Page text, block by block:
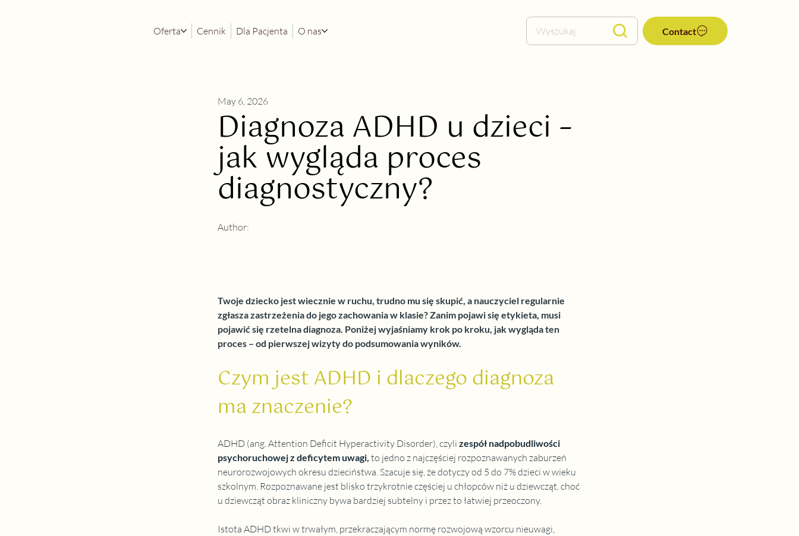
Oferta Cennik Dla Pacjenta O nas Wyszukaj Contact
Twoje dziecko jest wiecznie w ruchu, trudno mu się skupić, a nauczyciel regularnie
zgłasza zastrzeżenia do jego zachowania w klasie? Zanim pojawi się etykieta, musi
pojawić się rzetelna diagnoza. Poniżej wyjaśniamy krok po kroku, jak wygląda ten
proces – od pierwszej wizyty do podsumowania wyników.
Czym jest ADHD i dlaczego diagnoza
ma znaczenie?
ADHD (ang. Attention Deficit Hyperactivity Disorder), czyli zespół nadpobudliwości
psychoruchowej z deficytem uwagi, to jedno z najczęściej rozpoznawanych zaburzeń
neurorozwojowych okresu dzieciństwa. Szacuje się, że dotyczy od 5 do 7% dzieci w wieku
szkolnym. Rozpoznawane jest blisko trzykrotnie częściej u chłopców niż u dziewcząt, choć
u dziewcząt obraz kliniczny bywa bardziej subtelny i przez to łatwiej przeoczony.
Istota ADHD tkwi w trwałym, przekraczającym normę rozwojową wzorcu nieuwagi,
May 6, 2026
Diagnoza ADHD u dzieci –
jak wygląda proces
diagnostyczny?
Author: